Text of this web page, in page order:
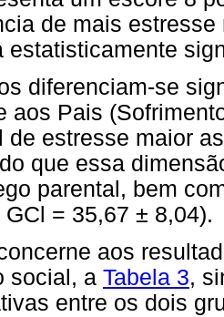
de mais
estatisticamente
diferenciam-se
aos Pais
de estresse maior
que essa
parental, bem
= 35,67 ± 8,04).
aos
social, a Tabela 3,
entre os dois